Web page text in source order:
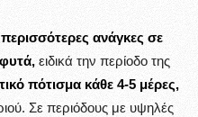
ανάγκες σε
ειδικά την περίοδο της
πότισμα κάθε 4-5 μέρες,
Σε περιόδους με υψηλές